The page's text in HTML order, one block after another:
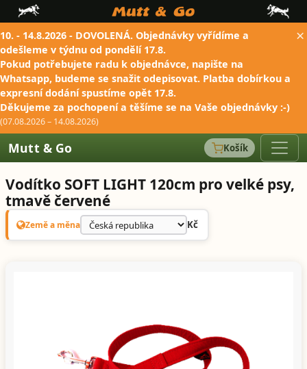
10. - 14.8.2026 - DOVOLENÁ. Objednávky vyřídíme a
odešleme v týdnu od pondělí 17.8.
Pokud potřebujete radu k objednávce, napište na
Whatsapp, budeme se snažit odepisovat. Platba dobírkou a
expresní dodání spustíme opět 17.8.
Děkujeme za pochopení a těšíme se na Vaše objednávky :-)
(07.08.2026 – 14.08.2026)
×
Mutt & Go Košík
Vodítko SOFT LIGHT 120cm pro velké psy,
tmavě červené
Země a měna Kč